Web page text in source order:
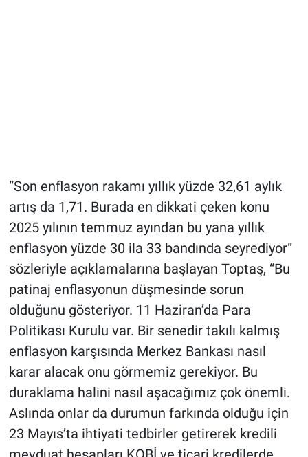
“Son enflasyon rakamı yıllık yüzde 32,61 aylık
artış da 1,71. Burada en dikkati çeken konu
2025 yılının temmuz ayından bu yana yıllık
enflasyon yüzde 30 ila 33 bandında seyrediyor”
sözleriyle açıklamalarına başlayan Toptaş, “Bu
patinaj enflasyonun düşmesinde sorun
olduğunu gösteriyor. 11 Haziran’da Para
Politikası Kurulu var. Bir senedir takılı kalmış
enflasyon karşısında Merkez Bankası nasıl
karar alacak onu görmemiz gerekiyor. Bu
duraklama halini nasıl aşacağımız çok önemli.
Aslında onlar da durumun farkında olduğu için
23 Mayıs’ta ihtiyati tedbirler getirerek kredili